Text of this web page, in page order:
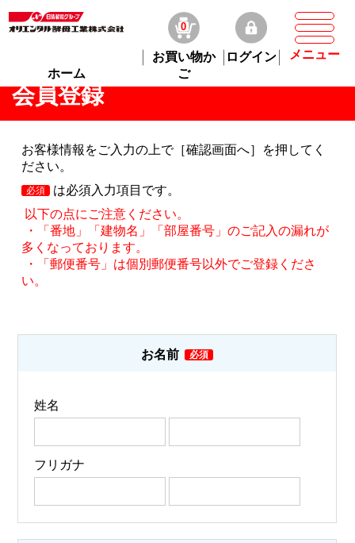
ホーム
お買い物か
ご
0
ログイン メニュー
会員登録
お客様情報をご入力の上で［確認画面へ］を押してく
ださい。
は必須入力項目です。
以下の点にご注意ください。
・「番地」「建物名」「部屋番号」のご記入の漏れが
多くなっております。
・「郵便番号」は個別郵便番号以外でご登録くださ
い。
お名前
姓名
フリガナ